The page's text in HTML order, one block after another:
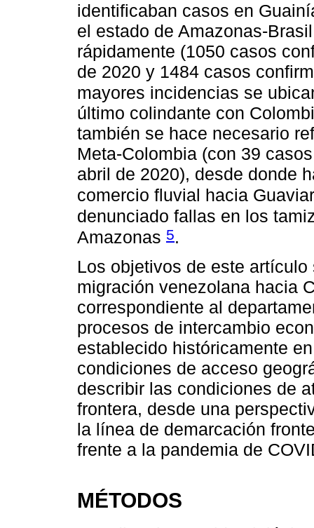
identificaban casos en
el estado de Amazonas-
rápidamente (1050 casos
de 2020 y 1484 casos
mayores incidencias se
último colindante con
también se hace necesario
Meta-Colombia (con 39
abril de 2020), desde donde
comercio fluvial hacia
denunciado fallas en los
Amazonas 5.
Los objetivos de este
migración venezolana hacia
correspondiente al
procesos de intercambio
establecido históricamente
condiciones de acceso
describir las condiciones de
frontera, desde una
la línea de demarcación
frente a la pandemia de
MÉTODOS